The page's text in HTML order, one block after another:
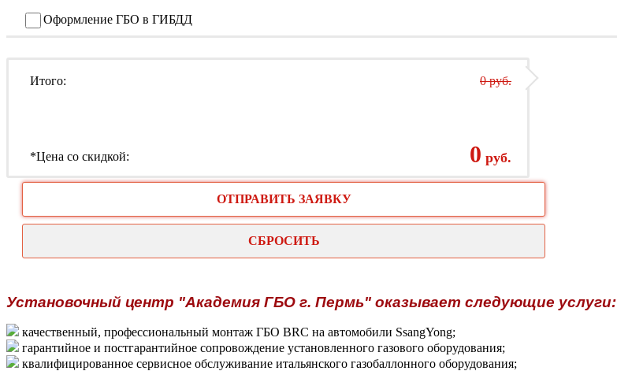
Оформление ГБО в ГИБДД
Итого: 0 руб.
*Цена со скидкой: 0 руб.
ОТПРАВИТЬ ЗАЯВКУ
СБРОСИТЬ
Установочный центр "Академия ГБО г. Пермь" оказывает следующие услуги:
качественный, профессиональный монтаж ГБО BRC на автомобили SsangYong;
гарантийное и постгарантийное сопровождение установленного газового оборудования;
квалифицированное сервисное обслуживание итальянского газобаллонного оборудования;